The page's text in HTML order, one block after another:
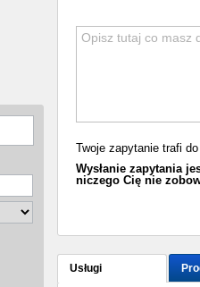
Twoje zapytanie trafi
Wysłanie zapytania
niczego Cię nie
Usługi